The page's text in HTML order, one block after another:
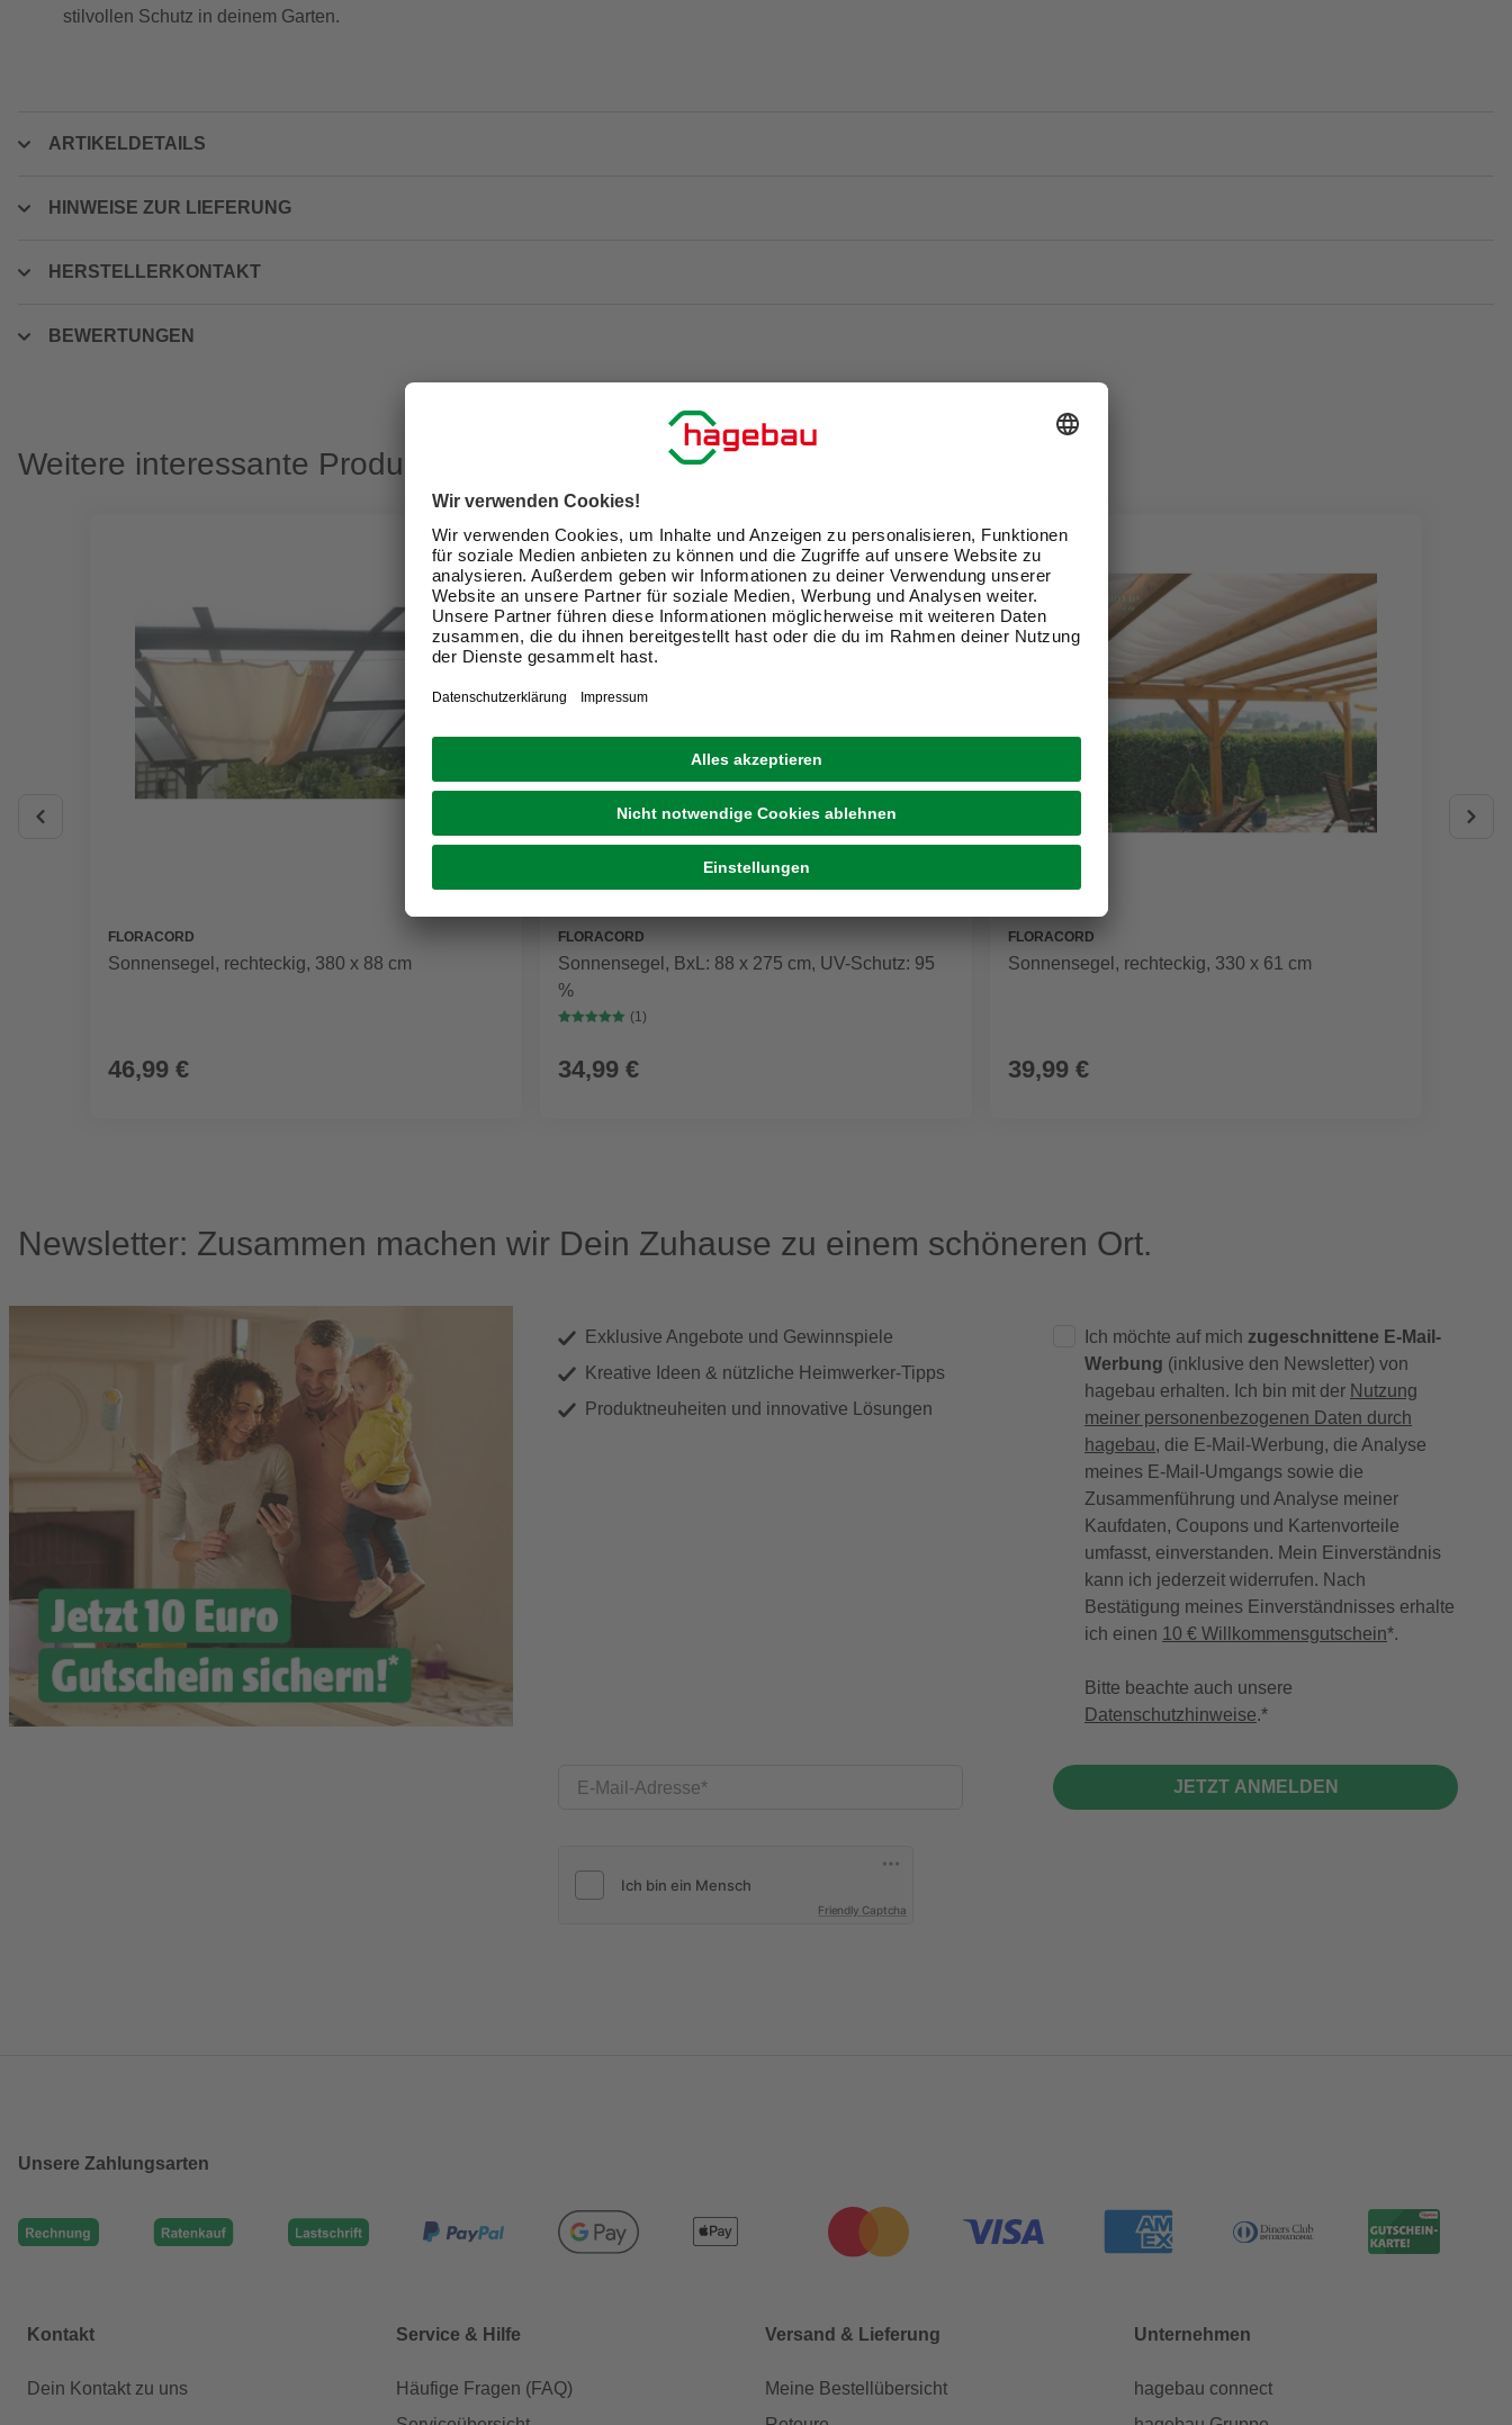
stilvollen Schutz in deinem Garten.
ARTIKELDETAILS
HINWEISE ZUR LIEFERUNG
HERSTELLERKONTAKT
BEWERTUNGEN
Weitere interessante Produkte
FLORACORD
Sonnensegel, rechteckig, 380 x 88 cm
46,99 €
FLORACORD
Sonnensegel, BxL: 88 x 275 cm, UV-Schutz: 95
%
(1)
34,99 €
FLORACORD
Sonnensegel, rechteckig, 330 x 61 cm
39,99 €
Newsletter: Zusammen machen wir Dein Zuhause zu einem schöneren Ort.
Exklusive Angebote und Gewinnspiele
Kreative Ideen & nützliche Heimwerker-Tipps
Produktneuheiten und innovative Lösungen
E-Mail-Adresse
Friendly Captcha
Ich möchte auf mich zugeschnittene E-Mail-
Werbung (inklusive den Newsletter) von
hagebau erhalten. Ich bin mit der Nutzung
meiner personenbezogenen Daten durch
hagebau, die E-Mail-Werbung, die Analyse
meines E-Mail-Umgangs sowie die
Zusammenführung und Analyse meiner
Kaufdaten, Coupons und Kartenvorteile
umfasst, einverstanden. Mein Einverständnis
kann ich jederzeit widerrufen. Nach
Bestätigung meines Einverständnisses erhalte
ich einen 10 € Willkommensgutschein*.
Bitte beachte auch unsere
Datenschutzhinweise.
JETZT ANMELDEN
Unsere Zahlungsarten
Kontakt
Dein Kontakt zu uns
Service & Hilfe
Häufige Fragen (FAQ)
Versand & Lieferung
Meine Bestellübersicht
Unternehmen
hagebau connect